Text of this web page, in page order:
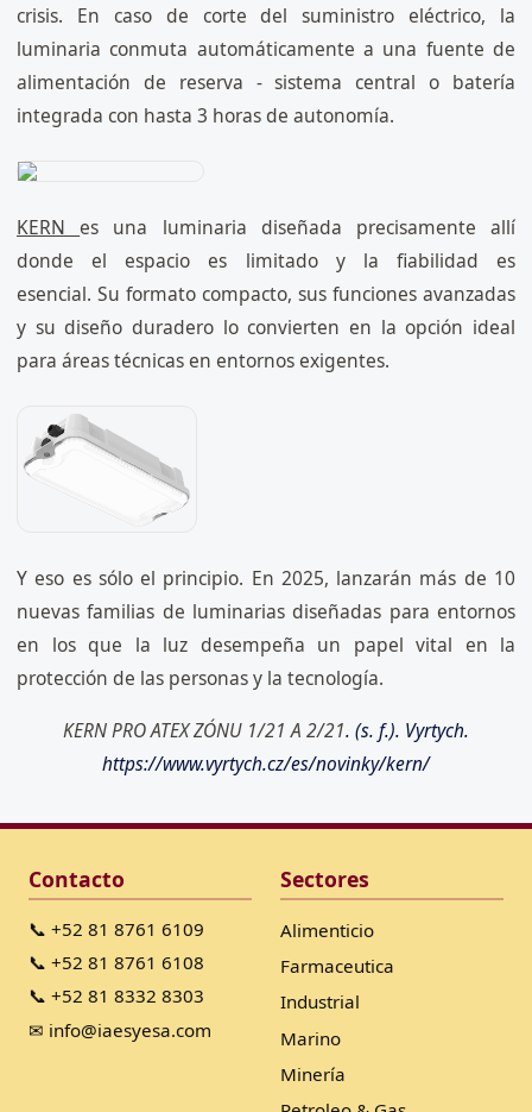
crisis. En caso de corte del suministro eléctrico, la
luminaria conmuta automáticamente a una fuente de
alimentación de reserva - sistema central o batería
integrada con hasta 3 horas de autonomía.
KERN es una luminaria diseñada precisamente allí
donde el espacio es limitado y la fiabilidad es
esencial. Su formato compacto, sus funciones avanzadas
y su diseño duradero lo convierten en la opción ideal
para áreas técnicas en entornos exigentes.
Y eso es sólo el principio. En 2025, lanzarán más de 10
nuevas familias de luminarias diseñadas para entornos
en los que la luz desempeña un papel vital en la
protección de las personas y la tecnología.
KERN PRO ATEX ZÓNU 1/21 A 2/21. (s. f.). Vyrtych.
https://www.vyrtych.cz/es/novinky/kern/
Contacto
📞 +52 81 8761 6109
📞 +52 81 8761 6108
📞 +52 81 8332 8303
✉ info@iaesyesa.com
Sectores
Alimenticio
Farmaceutica
Industrial
Marino
Minería